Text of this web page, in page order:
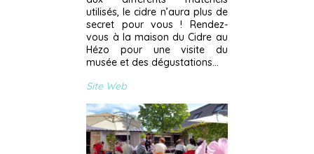
utilisés, le cidre n’aura plus de
secret pour vous ! Rendez-
vous à la maison du Cidre au
Hézo pour une visite du
musée et des dégustations…
Site Web